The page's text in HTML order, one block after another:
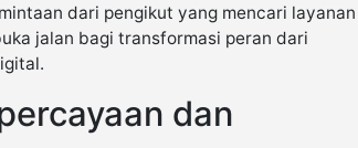
dari pengikut yang mencari layanan
jalan bagi transformasi peran dari
dan